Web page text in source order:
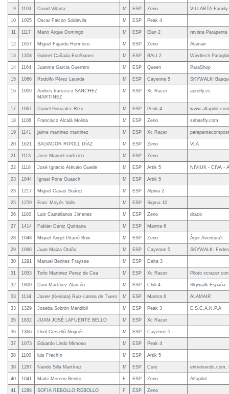
9 1103 David Villarta M ESP Zeno VILLARTA Family
10 1005 Oscar Falcon Soldevila M ESP Peak 4
11 1117 Mario Arque Domingo M ESP Elan 2 revista Parapente
12 1657 Miguel Fajardo Hermoso M ESP Zeno Alamair
13 1358 Gabriel Cañada Estébanez M ESP BALI 2 Windtech
14 1164 Juanma Garcia Guerrero M ESP Queen ParaShop
15 1066 Rodolfo Pérez Leunda M ESP Cayenne 5
16 1009
Andres francisco SANCHEZ
MARTINEZ
M ESP Xc Racer aerofly.es
17 1067 Daniel Gonzalez Rizo M ESP Peak 4 www.alfapilot.com
18 1106 Francisco Alcalá Molina M ESP Zeno sebasfly.com
19 1141 jaime martinez martinez M ESP Xc Racer
20 1621 SALVADOR RIPOLL DÍAZ M ESP Zeno VLA
21 1113 Jose Manuel sorli rico M ESP Zeno
22 1118 José Ignacio Arévalo Guede M ESP Artik 5 NIVIUK - CIVA -
23 1044 Ignasi Pons Guasch M ESP Artik 5
23 1217 Miguel Casas Suárez M ESP Alpina 2
25 1259 Enric Moyés Valls M ESP Sigma 10
26 1180 Luis Castellanos Jimenez M ESP Zeno draco
27 1414 Fabián Déniz Quintana M ESP Mantra 6
28 1048 Miquel Angel Pifarré Boix M ESP Zeno Àger Aventura't
29 1096 Juan Maiza Otaño M ESP Cayenne 5 SKYWALK-
30 1291 Manuel Benitez Fraysse M ESP Delta 3
31 1053 Toño Martinez Perez de Cea M ESP Xc Racer Piloto xcracer
32 1800 Dani Martínez Alarcón M ESP Chili 4 Skywalk España
33 1134 Javier (Keniata) Ruiz-Larrea de Tuero M ESP Mantra 6 ALAMAIR
33 1329 Joseba Sobrón Mendibil M ESP Peak 3 E.S.C.A.N.P.A
35 1832 JUAN JOSÉ LAFUENTE BELLO M ESP Xc Racer
36 1366 Oriol Cervelló Nogués M ESP Cayenne 5
37 1073 Eduardo Lindo Mimoso M ESP Peak 4
38 1100 luis Frechín M ESP Artik 5
38 1287 Nando Silla Martínez M ESP Cure entrenuvols.com,
40 1041 Maite Moreno Benito F ESP Zeno Alfapilot
41 1288 SOFIA REBOLLO REBOLLO F ESP Zeno